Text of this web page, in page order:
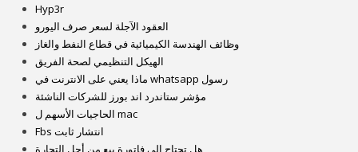
Hyp3r
العقود الآجلة لسعر صرف اليورو
وظائف الهندسة الكيميائية في قطاع النفط والغاز
الهيكل التنظيمي لصحة الفريق
ماذا يعني على الانترنت في whatsapp رسول
مؤشر ستاندرد اند بورز للشركات الناشئة
الحاجيات الأسهم ل mac
Fbs انتشار ثابت